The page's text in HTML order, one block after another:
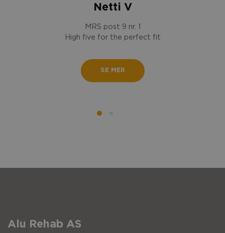
Netti V
MRS post 9 nr. 1
High five for the perfect fit
SE MER
Alu Rehab AS